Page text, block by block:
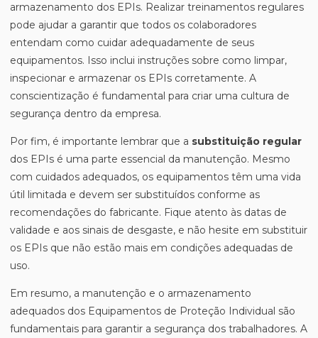
armazenamento dos EPIs. Realizar treinamentos regulares
pode ajudar a garantir que todos os colaboradores
entendam como cuidar adequadamente de seus
equipamentos. Isso inclui instruções sobre como limpar,
inspecionar e armazenar os EPIs corretamente. A
conscientização é fundamental para criar uma cultura de
segurança dentro da empresa.
Por fim, é importante lembrar que a substituição regular
dos EPIs é uma parte essencial da manutenção. Mesmo
com cuidados adequados, os equipamentos têm uma vida
útil limitada e devem ser substituídos conforme as
recomendações do fabricante. Fique atento às datas de
validade e aos sinais de desgaste, e não hesite em substituir
os EPIs que não estão mais em condições adequadas de
uso.
Em resumo, a manutenção e o armazenamento
adequados dos Equipamentos de Proteção Individual são
fundamentais para garantir a segurança dos trabalhadores. A